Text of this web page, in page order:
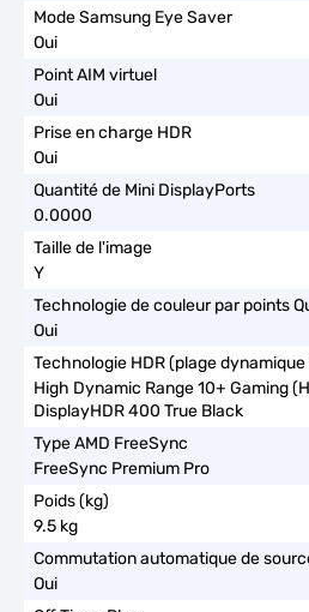
Oui
Oui
Oui
0.0000
Y
Oui
High Dynamic Range 10+ Gaming
DisplayHDR 400 True Black
FreeSync Premium Pro
9.5 kg
Oui